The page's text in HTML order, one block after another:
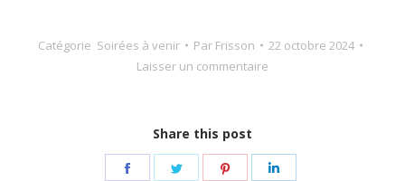
Catégorie Soirées à venir Par Frisson
22 octobre 2024
Laisser un commentaire
Share this post
Share
Share
Share